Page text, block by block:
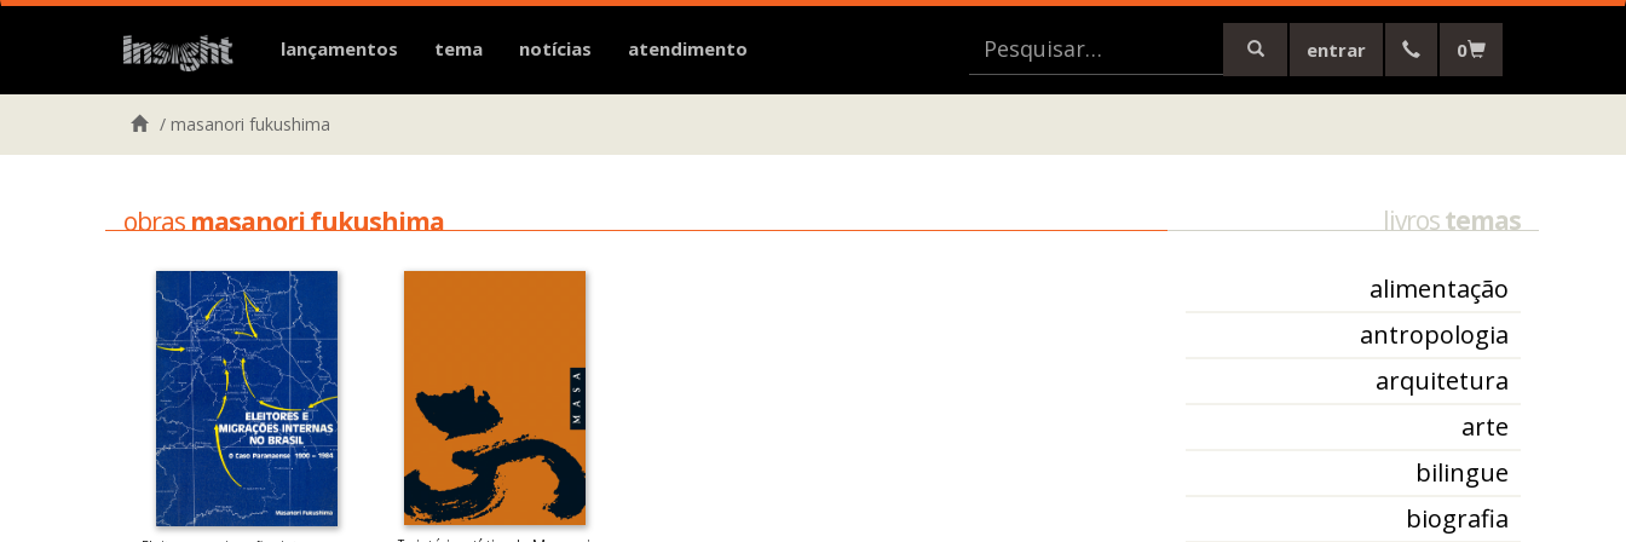
lançamentos tema notícias atendimento entrar 0
/ masanori fukushima
obrasmasanori fukushima livrostemas
alimentação
antropologia
arquitetura
arte
bilingue
biografia